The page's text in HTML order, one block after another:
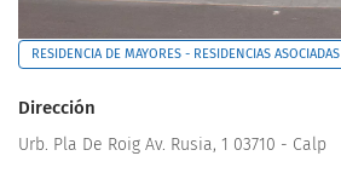
RESIDENCIA DE MAYORES - RESIDENCIAS ASOCIADAS
Dirección
Urb. Pla De Roig Av. Rusia, 1 03710 - Calp